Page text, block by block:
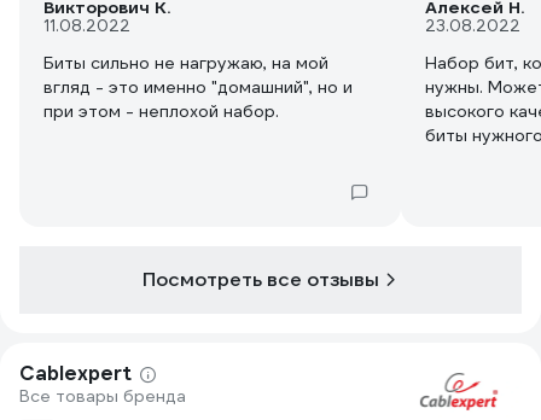
Викторович К.
11.08.2022
Биты сильно не нагружаю, на мой
вгляд - это именно "домашний", но и
при этом - неплохой набор.
Алексей Н.
23.08.2022
Набор бит,
нужны.
высокого
биты
Посмотреть все отзывы
Cablexpert
Все товары бренда